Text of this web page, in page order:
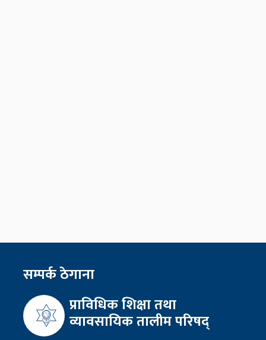
सम्पर्क ठेगाना
प्राविधिक शिक्षा तथा
व्यावसायिक तालीम परिषद्